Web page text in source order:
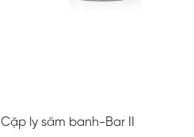
Cặp ly sâm banh-Bar II